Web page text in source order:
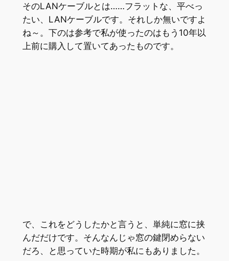
そのLANケーブルとは……フラットな、平べっ
たい、LANケーブルです。それしか無いですよ
ね～。下のは参考で私が使ったのはもう10年以
上前に購入して置いてあったものです。
で、これをどうしたかと言うと、単純に窓に挟
んだだけです。そんなんじゃ窓の鍵閉めらない
だろ、と思っていた時期が私にもありました。